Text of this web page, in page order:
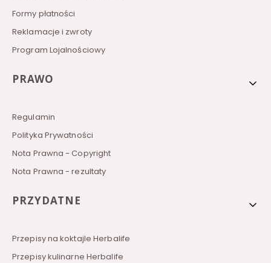
a
e
b
l
i
Formy płatności
Reklamacje i zwroty
Program Lojalnościowy
PRAWO
Regulamin
Polityka Prywatności
Nota Prawna - Copyright
Nota Prawna - rezultaty
PRZYDATNE
Przepisy na koktajle Herbalife
Przepisy kulinarne Herbalife